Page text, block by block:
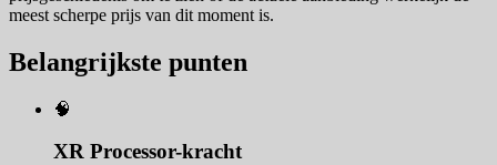
meest scherpe prijs van dit moment is.
Belangrijkste punten
🧠
XR Processor-kracht